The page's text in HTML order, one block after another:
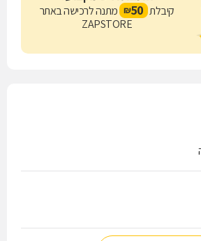
קיבלת 50
₪ מתנה לרכישה באתר
ZAPSTORE